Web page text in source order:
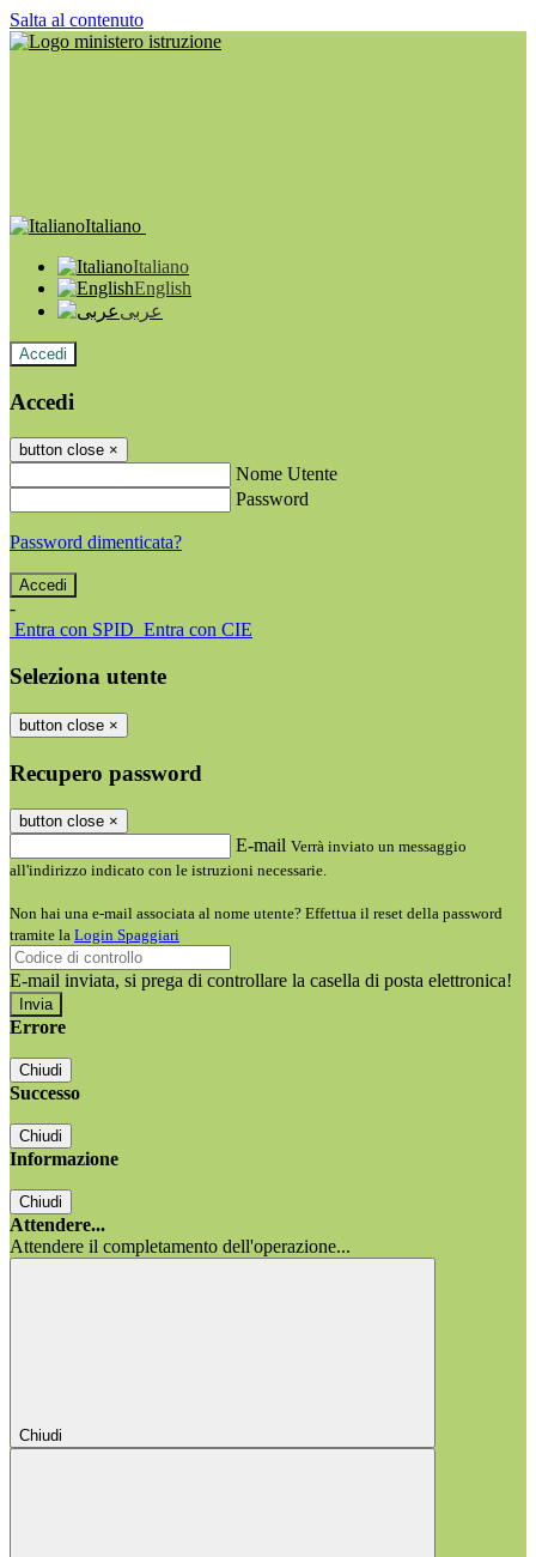
Salta al contenuto
Italiano
Italiano
English
عربى
Accedi
Accedi
button close ×
Nome Utente
Password
Password dimenticata?
-
Entra con SPID Entra con CIE
Seleziona utente
button close ×
Recupero password
button close ×
E-mail Verrà inviato un messaggio
all'indirizzo indicato con le istruzioni necessarie.
Non hai una e-mail associata al nome utente? Effettua il reset della password
tramite la Login Spaggiari
E-mail inviata, si prega di controllare la casella di posta elettronica!
Errore
Chiudi
Successo
Chiudi
Informazione
Chiudi
Attendere...
Attendere il completamento dell'operazione...
Chiudi